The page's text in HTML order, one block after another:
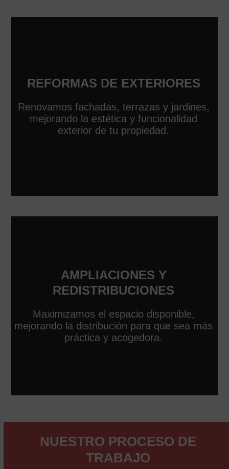
REFORMAS DE EXTERIORES
Renovamos fachadas, terrazas y jardines,
mejorando la estética y funcionalidad
exterior de tu propiedad.
AMPLIACIONES Y
REDISTRIBUCIONES
Maximizamos el espacio disponible,
mejorando la distribución para que sea más
práctica y acogedora.
NUESTRO PROCESO DE
TRABAJO